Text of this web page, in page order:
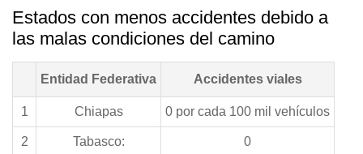
Estados con menos accidentes debido a
las malas condiciones del camino
Entidad Federativa Accidentes viales
1 Chiapas 0 por cada 100 mil vehículos
2 Tabasco: 0